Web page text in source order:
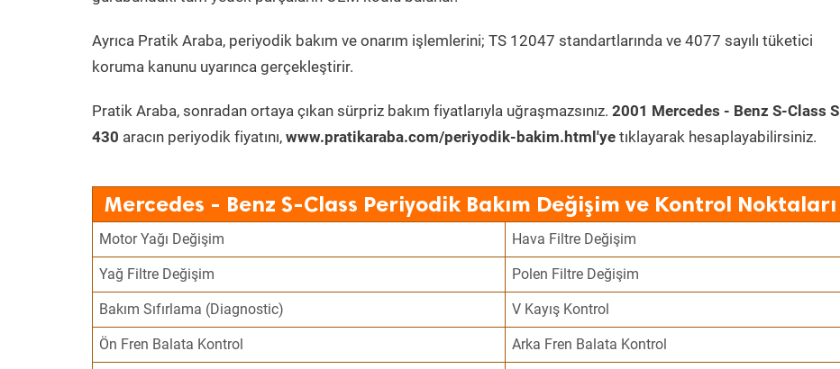
Ayrıca Pratik Araba, periyodik bakım ve onarım işlemlerini; TS 12047 standartlarında ve 4077 sayılı tüketici
koruma kanunu uyarınca gerçekleştirir.
Pratik Araba, sonradan ortaya çıkan sürpriz bakım fiyatlarıyla uğraşmazsınız. 2001 Mercedes - Benz S-Class S
430 aracın periyodik fiyatını, www.pratikaraba.com/periyodik-bakim.html'ye tıklayarak hesaplayabilirsiniz.
Mercedes - Benz S-Class Periyodik Bakım Değişim ve Kontrol Noktaları
Motor Yağı Değişim Hava Filtre Değişim
Yağ Filtre Değişim Polen Filtre Değişim
Bakım Sıfırlama (Diagnostic) V Kayış Kontrol
Ön Fren Balata Kontrol Arka Fren Balata Kontrol